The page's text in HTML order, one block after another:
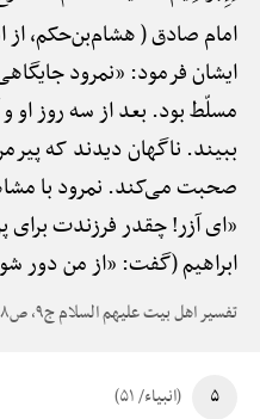
امام صادق ( هشام‌بن‌حکم،
ایشان فرمود: «نمرود
مسلّط بود. بعد از سه روز او و
ببیند. ناگهان دیدند که
صحبت می‌کند. نمرود با
«ای آزر! چقدر فرزندت برای
ابراهیم (گفت: «از من دور
تفسیر اهل بیت علیهم السلام ج۹، ص۴۲۸
۵ (انبیاء/ ۵۱)